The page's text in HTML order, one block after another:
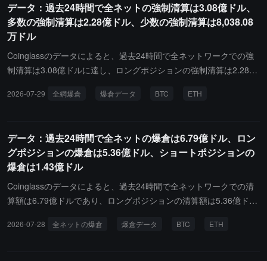
のショートポジションの清算額は2,193.18万ドルです。さらに、最
近24時間で、世界中で88,310人が清算され、最大の単一清算はBina
nce - BTCUSDTで発生し、その価値は293.92万ドルです。
データ：過去24時間で全ネットの強制清算は3.08億ドル、
多数の強制清算は2.28億ドル、少数の強制清算は8,038.08
万ドル
Coinglassのデータによると、過去24時間で全ネットワークでの強
制清算は3.08億ドルに達し、ロングポジションの強制清算は2.28億
の中で、ビットコインのロングポジションの強制清算は1,135.94万
ル、イーサリアムのショートポジションの強制清算は1,813.15万ド
ルです。さらに、最近24時間で、世界中で96,393人が強制清算さ
れ、最大の単一強制清算はBinance - ETHUSDCで発生し、その価
値は295.72万ドルでした。
2026-07-29 全網爆倉 爆倉データ BTC ETH
データ：過去24時間で全ネットの爆倉は6.79億ドル、ロン
グポジションの爆倉は5.36億ドル、ショートポジションの
爆倉は1.43億ドル
Coinglassのデータによると、過去24時間で全ネットワークでの清
算額は6.79億ドルであり、ロングポジションの清算額は5.36億ド
ットコインのロングポジションの清算額は1.34億ドル、ビットコイ
2026-07-28 全ネットの爆倉 爆倉データ BTC ETH